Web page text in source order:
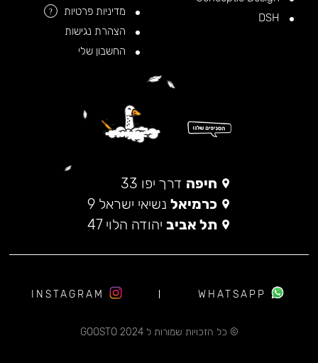
מדיניות פרטיות
?
הצהרת נגישות
החשבון שלי
חיפה דרך יפו 33
כרמיאל נשיאי ישראל 9
תל אביב יהודה הלוי 47
© כל הזכויות שמורות ל 2024 GOOSTO
WHATSAPP
INSTAGRAM